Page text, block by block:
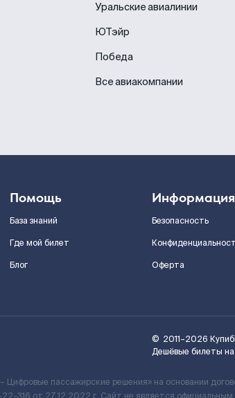
Уральские авиалинии
ЮТэйр
Победа
Все авиакомпании
Помощь
База знаний
Где мой билет
Блог
Информация
Безопасность
Оферта
© 2011–2026
Дешёвые билеты на
пассажирские решения» на основании